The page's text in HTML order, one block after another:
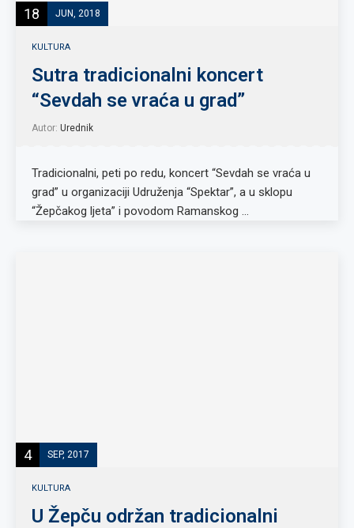
18 JUN, 2018
KULTURA
Sutra tradicionalni koncert
“Sevdah se vraća u grad”
Autor: Urednik
Tradicionalni, peti po redu, koncert “Sevdah se vraća u
grad” u organizaciji Udruženja “Spektar”, a u sklopu
“Žepčakog ljeta” i povodom Ramanskog …
4 SEP, 2017
KULTURA
U Žepču održan tradicionalni